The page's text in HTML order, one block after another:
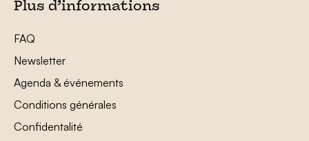
Plus d’informations
FAQ
Newsletter
Agenda & événements
Conditions générales
Confidentalité